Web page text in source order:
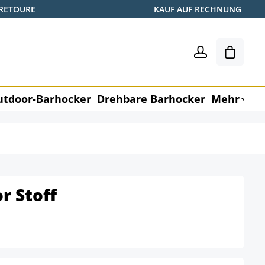
KAUF AUF RECHNUNG
Barhocker Drehbare Barhocker Mehr
Stoff